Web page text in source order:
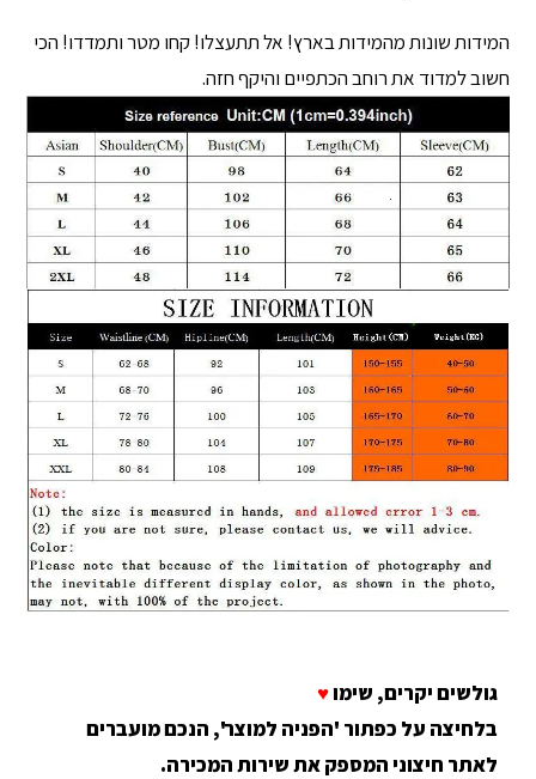
המידות שונות מהמידות בארץ! אל תתעצלו! קחו מטר ותמדדו! הכי
חשוב למדוד את רוחב הכתפיים והיקף חזה.
גולשים יקרים, שימו♥
בלחיצה על כפתור 'הפניה למוצר', הנכם מועברים
לאתר חיצוני המספק את שירות המכירה.